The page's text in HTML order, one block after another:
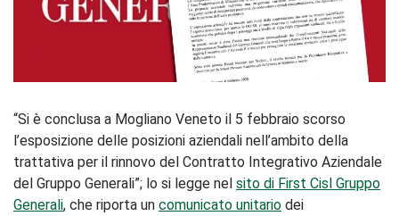
“Si è conclusa a Mogliano Veneto il 5 febbraio scorso
l’esposizione delle posizioni aziendali nell’ambito della
trattativa per il rinnovo del Contratto Integrativo Aziendale
del Gruppo Generali”; lo si legge nel sito di First Cisl Gruppo
Generali, che riporta un comunicato unitario dei